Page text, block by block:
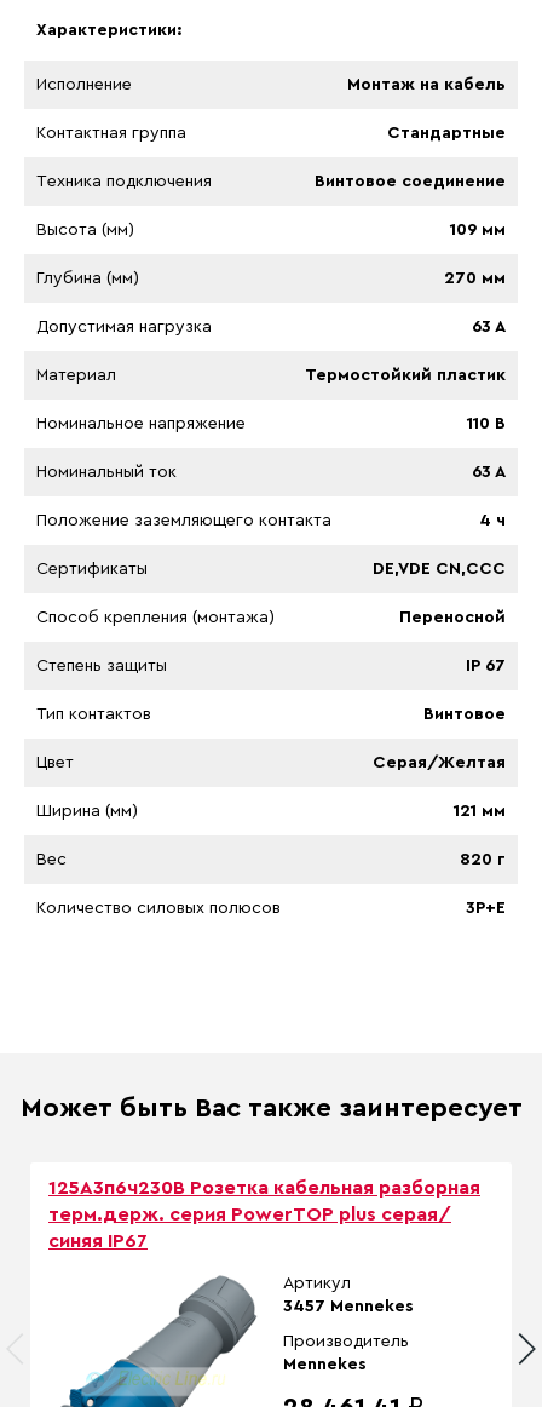
Характеристики:
Исполнение Монтаж на кабель
Контактная группа Стандартные
Tехника подключения Винтовое соединение
Высота (мм) 109 мм
Глубина (мм) 270 мм
Допустимая нагрузка 63 A
Материал Термостойкий пластик
Номинальное напряжение 110 B
Номинальный ток 63 A
Положение заземляющего контакта 4 ч
Сертификаты DE,VDE CN,CCC
Способ крепления (монтажа) Переносной
Степень защиты IP 67
Тип контактов Винтовое
Цвет Серая/Желтая
Ширина (мм) 121 мм
Вес 820 г
Количество силовых полюсов 3P+E
Может быть Вас также заинтересует
125A3п6ч230B Розетка кабельная разборная
терм.держ. серия PowerTOP plus серая/
синяя IP67
Артикул
3457 Mennekes
Производитель
Mennekes